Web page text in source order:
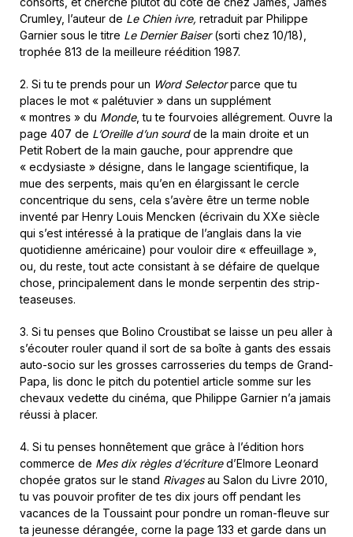
Crumley, l’auteur de Le Chien ivre, retraduit par Philippe
Garnier sous le titre Le Dernier Baiser(sorti chez 10/18),
trophée 813 de la meilleure réédition 1987.
2. Si tu te prends pour un Word Selectorparce que tu
places le mot « palétuvier » dans un supplément
« montres » du Monde, tu te fourvoies allégrement. Ouvre la
page 407 de L’Oreille d’un sourdde la main droite et un
Petit Robert de la main gauche, pour apprendre que
« ecdysiaste » désigne, dans le langage scientifique, la
mue des serpents, mais qu’en en élargissant le cercle
concentrique du sens, cela s’avère être un terme noble
inventé par Henry Louis Mencken (écrivain du XXe siècle
qui s’est intéressé à la pratique de l’anglais dans la vie
quotidienne américaine) pour vouloir dire « effeuillage »,
ou, du reste, tout acte consistant à se défaire de quelque
chose, principalement dans le monde serpentin des strip-
teaseuses.
3. Si tu penses que Bolino Croustibat se laisse un peu aller à
s’écouter rouler quand il sort de sa boîte à gants des essais
auto-socio sur les grosses carrosseries du temps de Grand-
Papa, lis donc le pitch du potentiel article somme sur les
chevaux vedette du cinéma, que Philippe Garnier n’a jamais
réussi à placer.
4. Si tu penses honnêtement que grâce à l’édition hors
commerce de Mes dix règles d’écritured’Elmore Leonard
chopée gratos sur le stand Rivagesau Salon du Livre 2010,
tu vas pouvoir profiter de tes dix jours off pendant les
vacances de la Toussaint pour pondre un roman-fleuve sur
ta jeunesse dérangée, corne la page 133 et garde dans un